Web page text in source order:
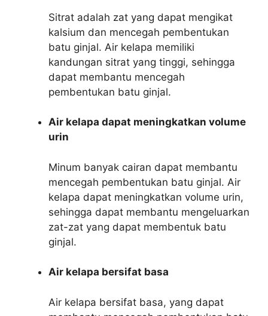
Sitrat adalah zat yang dapat mengikat
kalsium dan mencegah pembentukan
batu ginjal. Air kelapa memiliki
kandungan sitrat yang tinggi, sehingga
dapat membantu mencegah
pembentukan batu ginjal.
Air kelapa dapat meningkatkan volume
urin
Minum banyak cairan dapat membantu
mencegah pembentukan batu ginjal. Air
kelapa dapat meningkatkan volume urin,
sehingga dapat membantu mengeluarkan
zat-zat yang dapat membentuk batu
ginjal.
Air kelapa bersifat basa
Air kelapa bersifat basa, yang dapat